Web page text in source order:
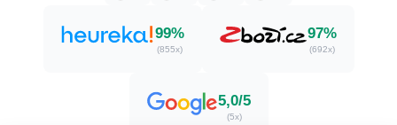
99%
(855x)
97%
(692x)
5,0/5
(5x)